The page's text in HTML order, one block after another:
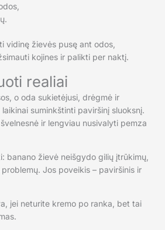
vidinę žievės pusę ant odos,
kojines ir palikti per naktį.
realiai
o oda sukietėjusi, drėgmė ir
suminkštinti paviršinį sluoksnį.
ir lengviau nusivalyti pemza
banano žievė neišgydo gilių įtrūkimų,
Jos poveikis – paviršinis ir
jei neturite kremo po ranka, bet tai